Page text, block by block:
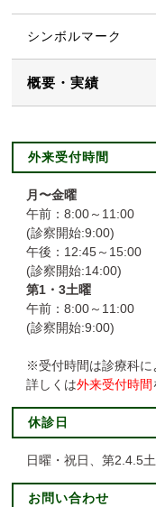
個人情報保護方針
研究情報の公開につ
シンボルマーク
概要・実績
病院概要
勝木会の沿革
厚生労働大臣の定め
病院指標
各診療科クリニカル
外来受付時間
月〜金曜
午前：8:00～11:00
(診察開始:9:00)
午後：12:45～15:00
(診察開始:14:00)
第1・3土曜
午前：8:00～11:00
(診察開始:9:00)
※受付時間は診療科に
詳しくは外来受付時間
休診日
日曜・祝日、第2.4.5
お問い合わせ